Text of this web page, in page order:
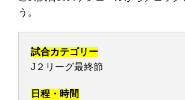
う。
試合カテゴリー
J２リーグ最終節
日程・時間